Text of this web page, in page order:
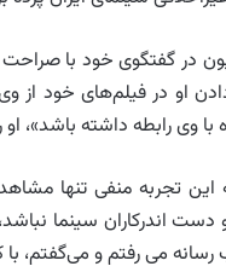
در گفتگوی خود با
دادن او در فیلم‌های خود
وی رابطه داشته باشد»،
این تجربه منفی تنها
و دست اندرکاران سینما
می رفتم و می‌گفتم،